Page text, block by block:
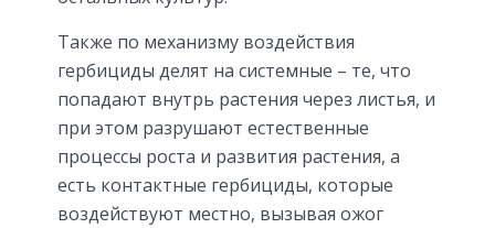
Также по механизму воздействия
гербициды делят на системные – те, что
попадают внутрь растения через листья, и
при этом разрушают естественные
процессы роста и развития растения, а
есть контактные гербициды, которые
воздействуют местно, вызывая ожог